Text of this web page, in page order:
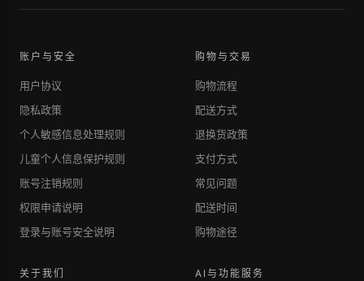
账户与安全
用户协议
隐私政策
个人敏感信息处理规则
儿童个人信息保护规则
账号注销规则
权限申请说明
登录与账号安全说明
购物与交易
购物流程
配送方式
退换货政策
支付方式
常见问题
配送时间
购物途径
关于我们 AI与功能服务